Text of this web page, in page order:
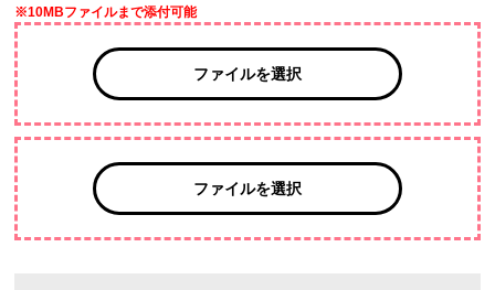
※10MBファイルまで添付可能
ファイルを選択
ファイルを選択